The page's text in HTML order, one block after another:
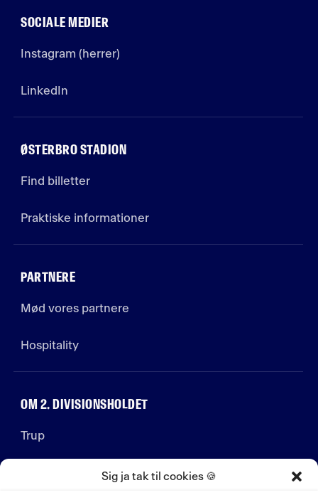
Sig ja tak til cookies 🍪
SOCIALE MEDIER
Instagram (herrer)
LinkedIn
ØSTERBRO STADION
Find billetter
Praktiske informationer
PARTNERE
Mød vores partnere
Hospitality
OM 2. DIVISIONSHOLDET
Trup